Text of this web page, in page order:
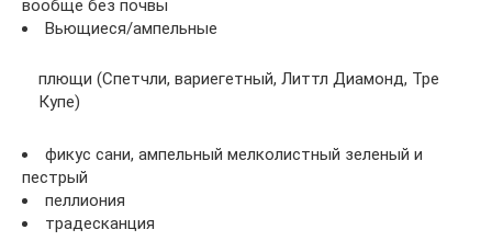
вообще без почвы
Вьющиеся/ампельные
плющи (Спетчли, вариегетный, Литтл Диамонд, Тре
Купе)
фикус сани, ампельный мелколистный зеленый и
пестрый
пеллиония
традесканция